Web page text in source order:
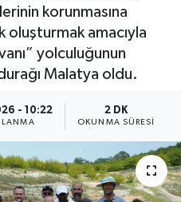
korunmasına
oluşturmak amacıyla
yolculuğunun
Malatya oldu.
- 10:22 2 DK
OKUNMA SÜRESI